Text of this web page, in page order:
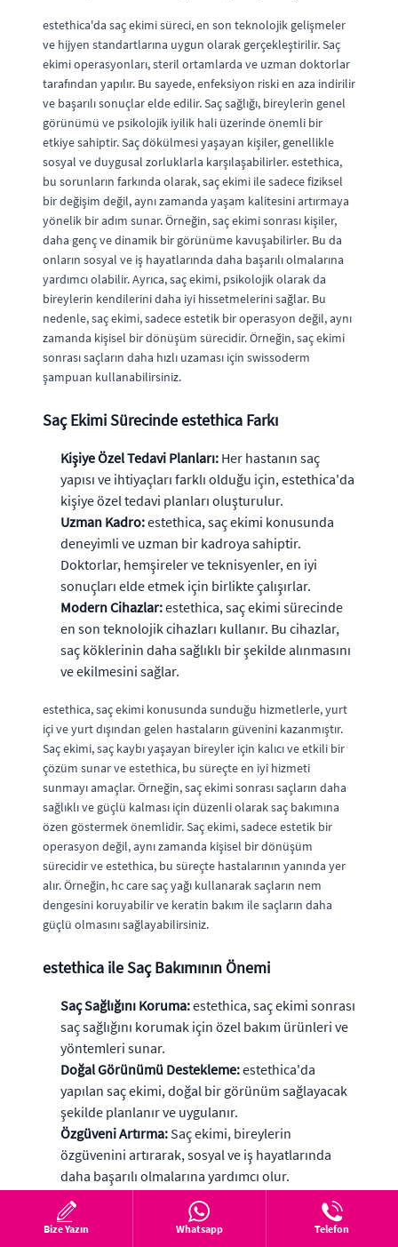
estethica'da saç ekimi süreci, en son teknolojik gelişmeler
ve hijyen standartlarına uygun olarak gerçekleştirilir. Saç
ekimi operasyonları, steril ortamlarda ve uzman doktorlar
tarafından yapılır. Bu sayede, enfeksiyon riski en aza indirilir
ve başarılı sonuçlar elde edilir. Saç sağlığı, bireylerin genel
görünümü ve psikolojik iyilik hali üzerinde önemli bir
etkiye sahiptir. Saç dökülmesi yaşayan kişiler, genellikle
sosyal ve duygusal zorluklarla karşılaşabilirler. estethica,
bu sorunların farkında olarak, saç ekimi ile sadece fiziksel
bir değişim değil, aynı zamanda yaşam kalitesini artırmaya
yönelik bir adım sunar. Örneğin, saç ekimi sonrası kişiler,
daha genç ve dinamik bir görünüme kavuşabilirler. Bu da
onların sosyal ve iş hayatlarında daha başarılı olmalarına
yardımcı olabilir. Ayrıca, saç ekimi, psikolojik olarak da
bireylerin kendilerini daha iyi hissetmelerini sağlar. Bu
nedenle, saç ekimi, sadece estetik bir operasyon değil, aynı
zamanda kişisel bir dönüşüm sürecidir. Örneğin, saç ekimi
sonrası saçların daha hızlı uzaması için swissoderm
şampuan kullanabilirsiniz.
Saç Ekimi Sürecinde estethica Farkı
Kişiye Özel Tedavi Planları: Her hastanın saç
yapısı ve ihtiyaçları farklı olduğu için, estethica'da
kişiye özel tedavi planları oluşturulur.
Uzman Kadro:estethica, saç ekimi konusunda
deneyimli ve uzman bir kadroya sahiptir.
Doktorlar, hemşireler ve teknisyenler, en iyi
sonuçları elde etmek için birlikte çalışırlar.
Modern Cihazlar:estethica, saç ekimi sürecinde
en son teknolojik cihazları kullanır. Bu cihazlar,
saç köklerinin daha sağlıklı bir şekilde alınmasını
ve ekilmesini sağlar.
estethica, saç ekimi konusunda sunduğu hizmetlerle, yurt
içi ve yurt dışından gelen hastaların güvenini kazanmıştır.
Saç ekimi, saç kaybı yaşayan bireyler için kalıcı ve etkili bir
çözüm sunar ve estethica, bu süreçte en iyi hizmeti
sunmayı amaçlar. Örneğin, saç ekimi sonrası saçların daha
sağlıklı ve güçlü kalması için düzenli olarak saç bakımına
özen göstermek önemlidir. Saç ekimi, sadece estetik bir
operasyon değil, aynı zamanda kişisel bir dönüşüm
sürecidir ve estethica, bu süreçte hastalarının yanında yer
alır. Örneğin, hc care saç yağı kullanarak saçların nem
dengesini koruyabilir ve keratin bakım ile saçların daha
güçlü olmasını sağlayabilirsiniz.
estethica ile Saç Bakımının Önemi
Saç Sağlığını Koruma:estethica, saç ekimi sonrası
saç sağlığını korumak için özel bakım ürünleri ve
yöntemleri sunar.
Doğal Görünümü Destekleme:estethica'da
yapılan saç ekimi, doğal bir görünüm sağlayacak
şekilde planlanır ve uygulanır.
Özgüveni Artırma: Saç ekimi, bireylerin
özgüvenini artırarak, sosyal ve iş hayatlarında
daha başarılı olmalarına yardımcı olur.
estethica, saç ekimi ile kişilerin yaşam kalitesini artırmayı
hedefler. Saç ekimi, sadece estetik bir operasyon değil, aynı
Bize Yazın Whatsapp Telefon